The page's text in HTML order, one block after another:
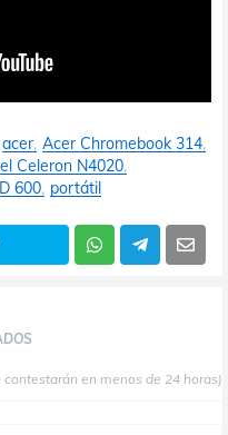
acer Acer Chromebook 314
Celeron N4020
600 portátil
en menos de 24 horas)